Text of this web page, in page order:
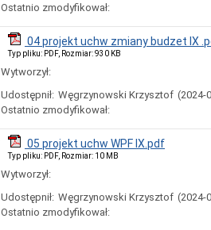
Ostatnio zmodyfikował:
04 projekt uchw zmiany budzet IX
Typ pliku: PDF, Rozmiar: 930 KB
Wytworzył:
Udostępnił: Węgrzynowski Krzysztof (2024-
Ostatnio zmodyfikował:
05 projekt uchw WPF IX.pdf
Typ pliku: PDF, Rozmiar: 10 MB
Wytworzył:
Udostępnił: Węgrzynowski Krzysztof (2024-
Ostatnio zmodyfikował: